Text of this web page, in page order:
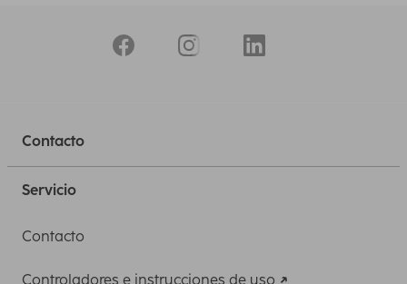
Contacto
Servicio
Contacto
Controladores e instrucciones de uso